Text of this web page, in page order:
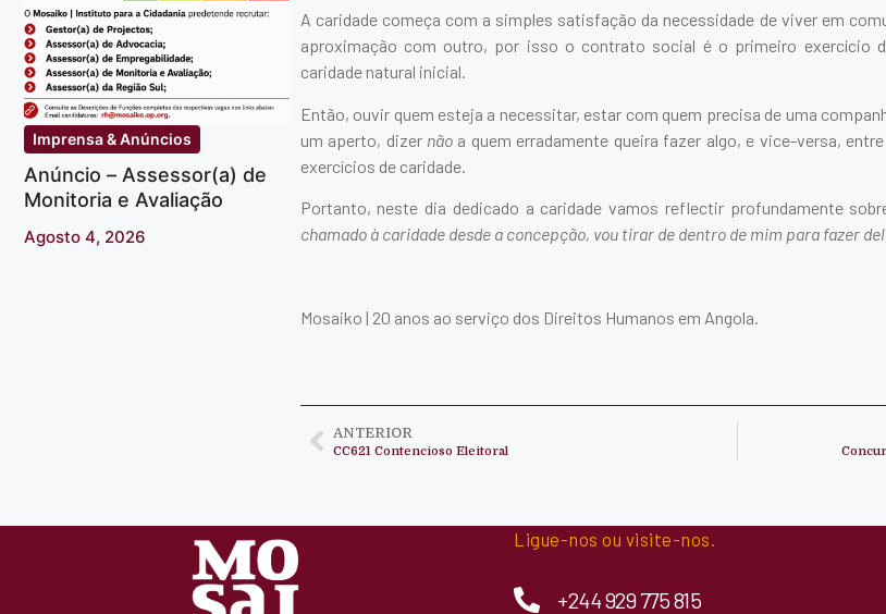
Imprensa & Anúncios
Anúncio – Assessor(a) de
Monitoria e Avaliação
Agosto 4, 2026
A caridade começa com a simples satisfação da necessidade de viver em
aproximação com outro, por isso o contrato social é o primeiro exercício
caridade natural inicial.
Então, ouvir quem esteja a necessitar, estar com quem precisa de uma
um aperto, dizer não a quem erradamente queira fazer algo, e vice-versa,
exercícios de caridade.
Portanto, neste dia dedicado a caridade vamos reflectir profundamente
chamado à caridade desde a concepção, vou tirar de dentro de mim para fazer
Mosaiko | 20 anos ao serviço dos Direitos Humanos em Angola.
ANTERIOR
CC621 Contencioso Eleitoral
Ligue-nos ou visite-nos.
+244 929 775 815